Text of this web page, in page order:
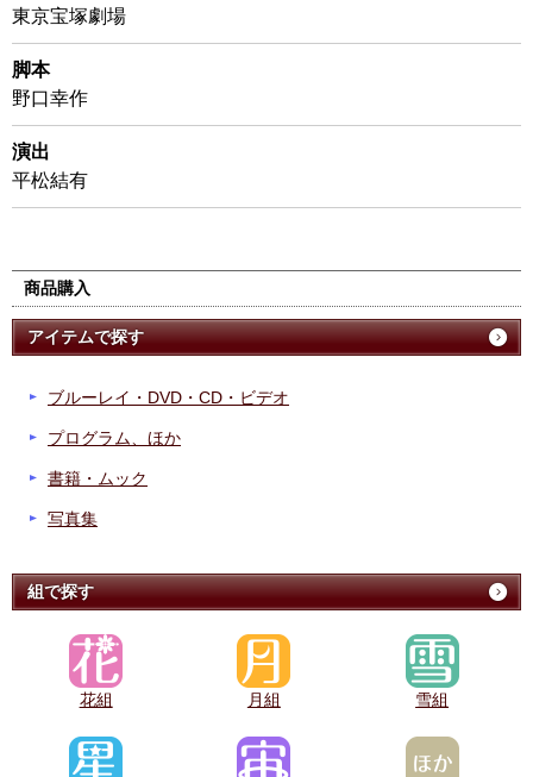
東京宝塚劇場
脚本
野口幸作
演出
平松結有
商品購入
アイテムで探す
ブルーレイ・DVD・CD・ビデオ
プログラム、ほか
書籍・ムック
写真集
組で探す
花組 月組 雪組